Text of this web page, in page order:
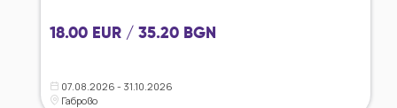
18.00 EUR / 35.20 BGN
07.08.2026 - 31.10.2026
Габрово